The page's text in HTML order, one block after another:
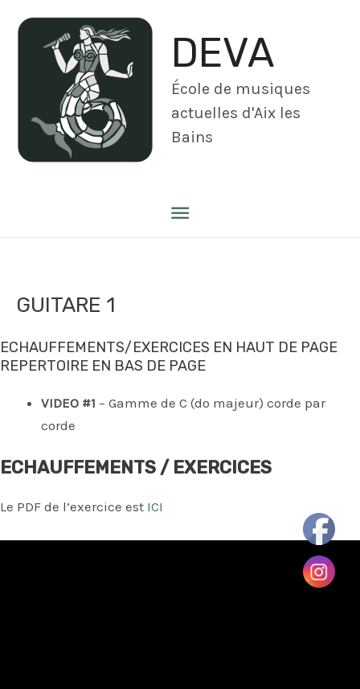
DEVA
École de musiques
actuelles d'Aix les
Bains
Menu
GUITARE 1
ECHAUFFEMENTS/EXERCICES EN HAUT DE PAGE
REPERTOIRE EN BAS DE PAGE
VIDEO #1 – Gamme de C (do majeur) corde par
corde
ECHAUFFEMENTS / EXERCICES
Le PDF de l’exercice est ICI